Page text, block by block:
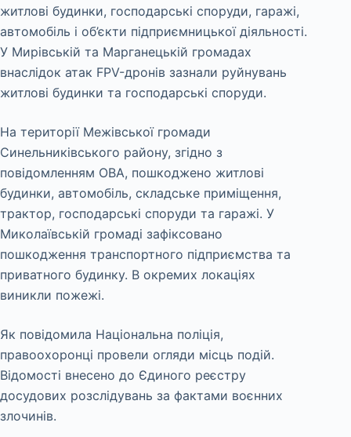
житлові будинки, господарські споруди, гаражі,
автомобіль і об’єкти підприємницької діяльності.
У Мирівській та Марганецькій громадах
внаслідок атак FPV-дронів зазнали руйнувань
житлові будинки та господарські споруди.
На території Межівської громади
Синельниківського району, згідно з
повідомленням ОВА, пошкоджено житлові
будинки, автомобіль, складське приміщення,
трактор, господарські споруди та гаражі. У
Миколаївській громаді зафіксовано
пошкодження транспортного підприємства та
приватного будинку. В окремих локаціях
виникли пожежі.
Як повідомила Національна поліція,
правоохоронці провели огляди місць подій.
Відомості внесено до Єдиного реєстру
досудових розслідувань за фактами воєнних
злочинів.